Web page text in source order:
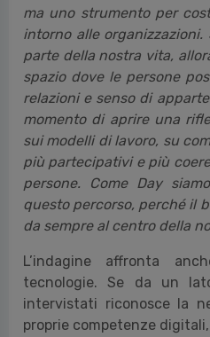
ma uno strumento per
intorno alle
parte della nostra vita,
spazio dove le persone
relazioni e senso di
momento di aprire una
sui modelli di lavoro, su
più partecipativi e più
persone. Come Day
questo percorso, perché il
da sempre al centro della
L’indagine affronta
tecnologie. Se da un
intervistati riconosce la
proprie competenze